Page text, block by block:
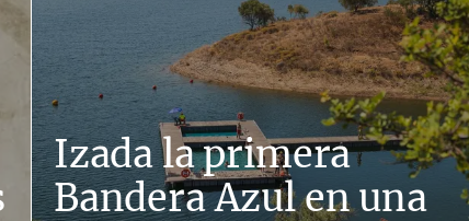
Izada la primera
Bandera Azul en una